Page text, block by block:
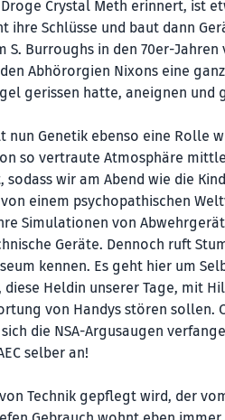
Crystal Meth erinnert, ist
Schlüsse und baut dann
Burroughs in den 70er-
Abhörorgien Nixons eine
gerissen hatte, aneignen
nun Genetik ebenso eine Rolle
so vertraute Atmosphäre
wir am Abend wie die
einem psychopathischen
Simulationen von
Geräte. Dennoch ruft
kennen. Es geht hier um
Heldin unserer Tage, mit
von Handys stören sollen.
die NSA-Argusaugen
selber an!
Technik gepflegt wird, der